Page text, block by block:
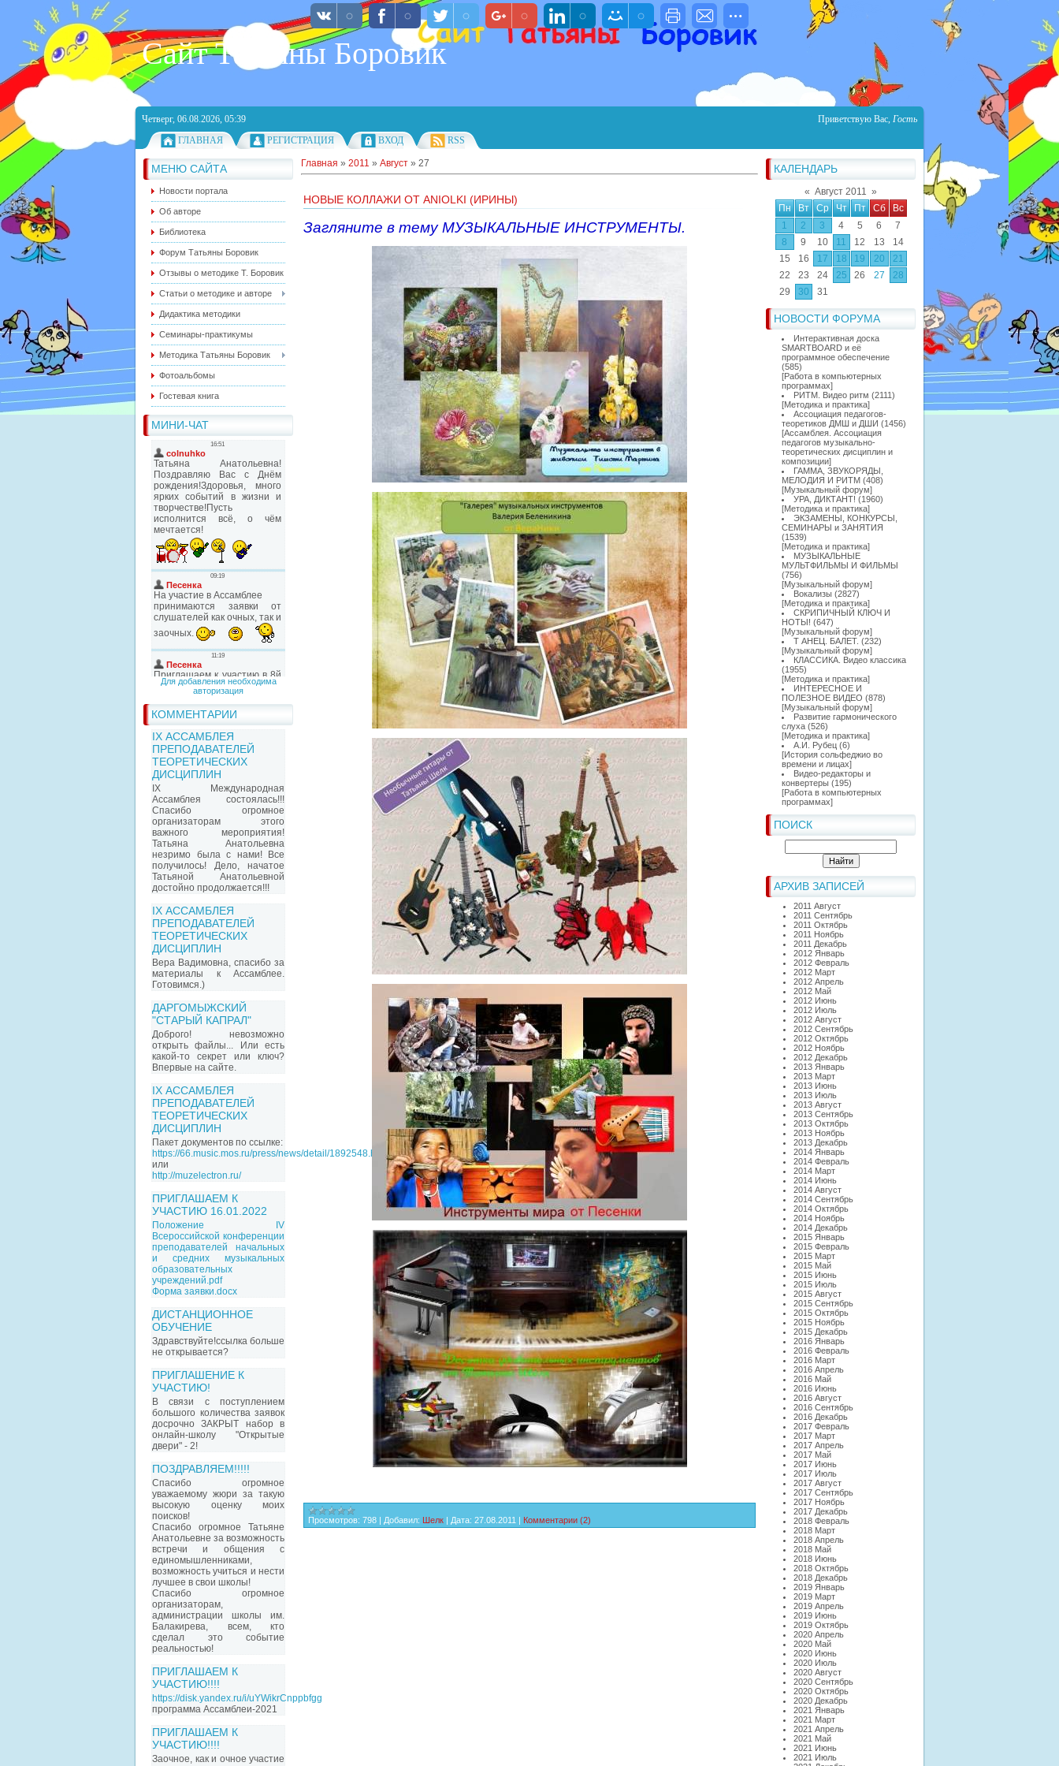
Сайт Татьяны Боровик
Четверг, 06.08.2026, 05:39 Приветствую Вас, Гость
ГЛАВНАЯ
РЕГИСТРАЦИЯ ВХОД RSS
МЕНЮ САЙТА
Новости портала
Об авторе
Библиотека
Форум Татьяны Боровик
Отзывы о методике Т. Боровик
Статьи о методике и авторе
Дидактика методики
Семинары-практикумы
Методика Татьяны Боровик
Фотоальбомы
Гостевая книга
МИНИ-ЧАТ
Для добавления необходима
авторизация
КОММЕНТАРИИ
IX АССАМБЛЕЯ
ПРЕПОДАВАТЕЛЕЙ
ТЕОРЕТИЧЕСКИХ
ДИСЦИПЛИН
IX Международная
Ассамблея состоялась!!!
Спасибо огромное
организаторам этого
важного мероприятия!
Татьяна Анатольевна
незримо была с нами! Все
получилось! Дело, начатое
Татьяной Анатольевной
достойно продолжается!!!
IX АССАМБЛЕЯ
ПРЕПОДАВАТЕЛЕЙ
ТЕОРЕТИЧЕСКИХ
ДИСЦИПЛИН
Вера Вадимовна, спасибо за
материалы к Ассамблее.
Готовимся.)
ДАРГОМЫЖСКИЙ
"СТАРЫЙ КАПРАЛ"
Доброго! невозможно
открыть файлы... Или есть
какой-то секрет или ключ?
Впервые на сайте.
IX АССАМБЛЕЯ
ПРЕПОДАВАТЕЛЕЙ
ТЕОРЕТИЧЕСКИХ
ДИСЦИПЛИН
Пакет документов по ссылке:
https://66.music.mos.ru/press/news/detail/1892548.html
или
http://muzelectron.ru/
ПРИГЛАШАЕМ К
УЧАСТИЮ 16.01.2022
Положение IV
Всероссийской конференции
преподавателей начальных
и средних музыкальных
образовательных
учреждений.pdf
Форма заявки.docx
ДИСТАНЦИОННОЕ
ОБУЧЕНИЕ
Здравствуйте!ссылка больше
не открывается?
ПРИГЛАШЕНИЕ К
УЧАСТИЮ!
В связи с поступлением
большого количества заявок
досрочно ЗАКРЫТ набор в
онлайн-школу "Открытые
двери" - 2!
ПОЗДРАВЛЯЕМ!!!!!
Спасибо огромное
уважаемому жюри за такую
высокую оценку моих
поисков!
Спасибо огромное Татьяне
Анатольевне за возможность
встречи и общения с
единомышленниками,
возможность учиться и нести
лучшее в свои школы!
Спасибо огромное
организаторам,
администрации школы им.
Балакирева, всем, кто
сделал это событие
реальностью!
ПРИГЛАШАЕМ К
УЧАСТИЮ!!!!
https://disk.yandex.ru/i/uYWikrCnppbfgg
программа Ассамблеи-2021
ПРИГЛАШАЕМ К
УЧАСТИЮ!!!!
Заочное, как и очное участие
КАЛЕНДАРЬ
« Август 2011 »
Пн
Вт Ср Чт Пт Сб
Вс
1
2 3 4 5 6
7
8
9 10 11 12 13
14
15
16 17 18 19 20
21
22
23 24 25 26 27
28
29
30 31
НОВОСТИ ФОРУМА
Интерактивная доска
SMARTBOARD и её
программное обеспечение
(585)
[Работа в компьютерных
программах]
РИТМ. Видео ритм (2111)
[Методика и практика]
Ассоциация педагогов-
теоретиков ДМШ и ДШИ (1456)
[Ассамблея. Ассоциация
педагогов музыкально-
теоретических дисциплин и
композиции]
ГАММА, ЗВУКОРЯДЫ,
МЕЛОДИЯ И РИТМ (408)
[Музыкальный форум]
УРА, ДИКТАНТ! (1960)
[Методика и практика]
ЭКЗАМЕНЫ, КОНКУРСЫ,
СЕМИНАРЫ и ЗАНЯТИЯ
(1539)
[Методика и практика]
МУЗЫКАЛЬНЫЕ
МУЛЬТФИЛЬМЫ И ФИЛЬМЫ
(756)
[Музыкальный форум]
Вокализы (2827)
[Методика и практика]
СКРИПИЧНЫЙ КЛЮЧ И
НОТЫ! (647)
[Музыкальный форум]
Т АНЕЦ. БАЛЕТ. (232)
[Музыкальный форум]
КЛАССИКА. Видео классика
(1955)
[Методика и практика]
ИНТЕРЕСНОЕ И
ПОЛЕЗНОЕ ВИДЕО (878)
[Музыкальный форум]
Развитие гармонического
слуха (526)
[Методика и практика]
А.И. Рубец (6)
[История сольфеджио во
времени и лицах]
Видео-редакторы и
конвертеры (195)
[Работа в компьютерных
программах]
ПОИСК
АРХИВ ЗАПИСЕЙ
2011 Август
2011 Сентябрь
2011 Октябрь
2011 Ноябрь
2011 Декабрь
2012 Январь
2012 Февраль
2012 Март
2012 Апрель
2012 Май
2012 Июнь
2012 Июль
2012 Август
2012 Сентябрь
2012 Октябрь
2012 Ноябрь
2012 Декабрь
2013 Январь
2013 Март
2013 Июнь
2013 Июль
2013 Август
2013 Сентябрь
2013 Октябрь
2013 Ноябрь
2013 Декабрь
2014 Январь
2014 Февраль
2014 Март
2014 Июнь
2014 Август
2014 Сентябрь
2014 Октябрь
2014 Ноябрь
2014 Декабрь
2015 Январь
2015 Февраль
2015 Март
2015 Май
2015 Июнь
2015 Июль
2015 Август
2015 Сентябрь
2015 Октябрь
2015 Ноябрь
2015 Декабрь
2016 Январь
2016 Февраль
2016 Март
2016 Апрель
2016 Май
2016 Июнь
2016 Август
2016 Сентябрь
2016 Декабрь
2017 Февраль
2017 Март
2017 Апрель
2017 Май
2017 Июнь
2017 Июль
2017 Август
2017 Сентябрь
2017 Ноябрь
2017 Декабрь
2018 Февраль
2018 Март
2018 Апрель
2018 Май
2018 Июнь
2018 Октябрь
2018 Декабрь
2019 Январь
2019 Март
2019 Апрель
2019 Июнь
2019 Октябрь
2020 Апрель
2020 Май
2020 Июнь
2020 Июль
2020 Август
2020 Сентябрь
2020 Октябрь
2020 Декабрь
2021 Январь
2021 Март
2021 Апрель
2021 Май
2021 Июнь
2021 Июль
Главная » 2011 » Август » 27
НОВЫЕ КОЛЛАЖИ ОТ ANIOLKI (ИРИНЫ)
Загляните в тему МУЗЫКАЛЬНЫЕ ИНСТРУМЕНТЫ.
Просмотров: 798 | Добавил: Шелк | Дата: 27.08.2011 | Комментарии (2)